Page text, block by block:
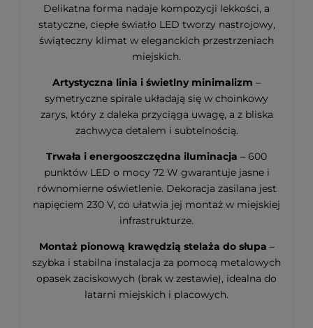
Delikatna forma nadaje kompozycji lekkości, a
statyczne, ciepłe światło LED tworzy nastrojowy,
świąteczny klimat w eleganckich przestrzeniach
miejskich.
Artystyczna linia i świetlny minimalizm –
symetryczne spirale układają się w choinkowy
zarys, który z daleka przyciąga uwagę, a z bliska
zachwyca detalem i subtelnością.
Trwała i energooszczędna iluminacja – 600
punktów LED o mocy 72 W gwarantuje jasne i
równomierne oświetlenie. Dekoracja zasilana jest
napięciem 230 V, co ułatwia jej montaż w miejskiej
infrastrukturze.
Montaż pionową krawędzią stelaża do słupa –
szybka i stabilna instalacja za pomocą metalowych
opasek zaciskowych (brak w zestawie), idealna do
latarni miejskich i placowych.